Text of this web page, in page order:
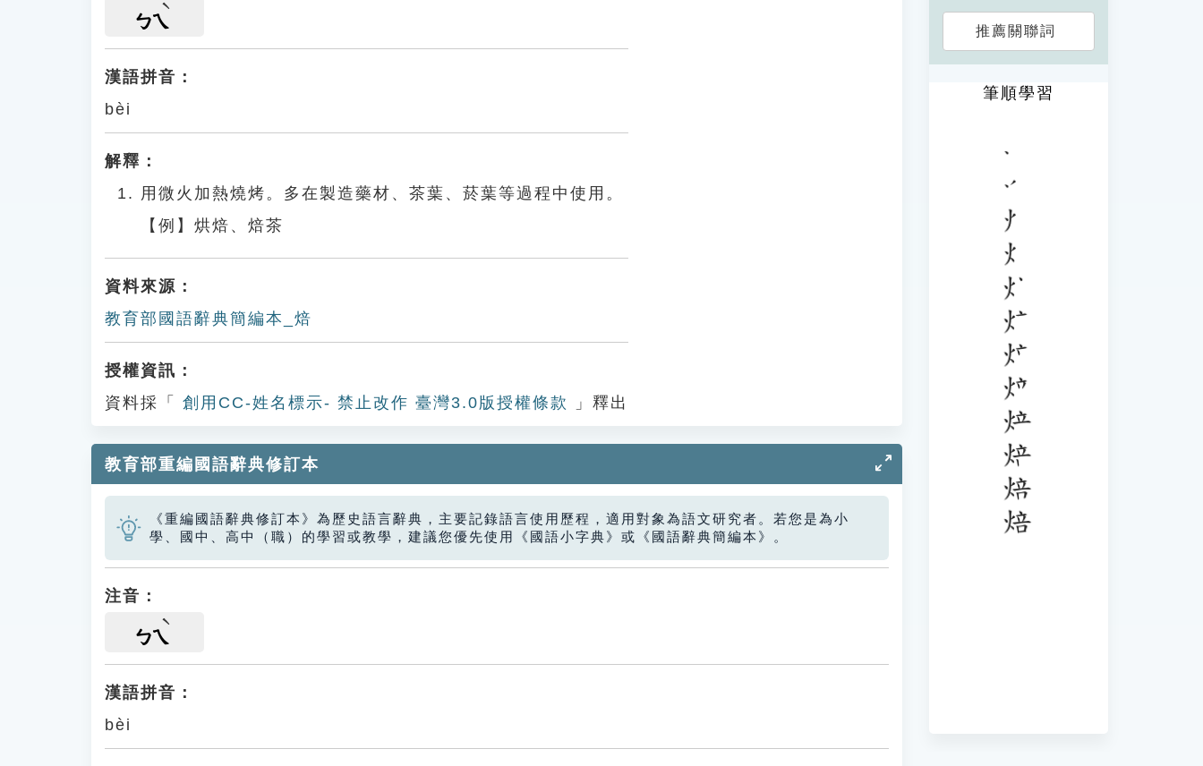
ㄅㄟ
漢語拼音：
bèi
解釋：
用微火加熱燒烤。多在製造藥材、茶葉、菸葉等過程中使用。
【例】烘焙、焙茶
資料來源：
教育部國語辭典簡編本_焙
授權資訊：
資料採「
創用CC-姓名標示- 禁止改作 臺灣3.0版授權條款 」釋出
教育部重編國語辭典修訂本
《重編國語辭典修訂本》為歷史語言辭典，主要記錄語言使用歷程，適用對象為語文研究者。若您是為小
學、國中、高中（職）的學習或教學，建議您優先使用《國語小字典》或《國語辭典簡編本》。
注音：
ㄅㄟ
漢語拼音：
bèi
推薦關聯詞
筆順學習